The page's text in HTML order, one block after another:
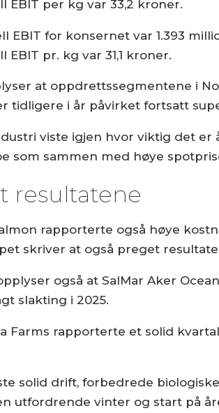
EBIT per kg var 33,2 kroner.
EBIT for konsernet var 1.393
EBIT pr. kg var 31,1 kroner.
at oppdrettssegmentene i
tidligere i år påvirket fortsatt
viste igjen hvor viktig det
som sammen med høye
resultatene
rapporterte også høye
skriver at også preget
også at SalMar Aker
slakting i 2025.
Farms rapporterte et solid
solid drift, forbedrede
utfordrende vinter og start på